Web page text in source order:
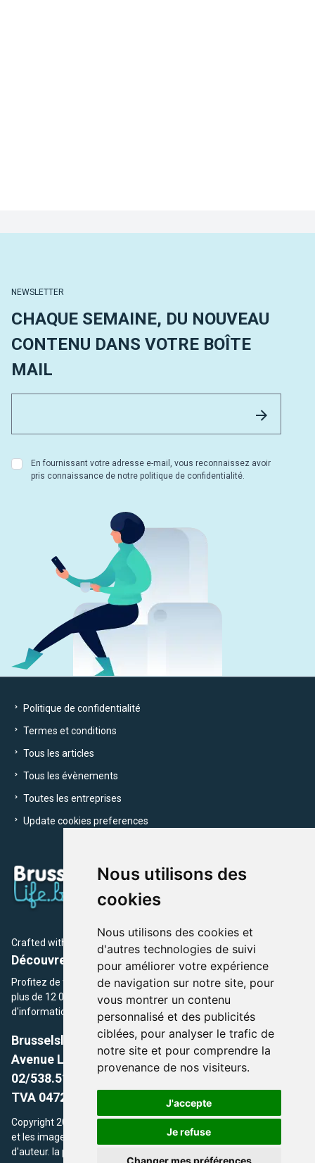
Nous utilisons des
cookies
Nous utilisons des cookies et
d'autres technologies de suivi
pour améliorer votre expérience
de navigation sur notre site, pour
vous montrer un contenu
personnalisé et des publicités
ciblées, pour analyser le trafic de
notre site et pour comprendre la
provenance de nos visiteurs.
J'accepte
Je refuse
Changer mes préférences
NEWSLETTER
CHAQUE SEMAINE, DU NOUVEAU
CONTENU DANS VOTRE BOÎTE
MAIL
En fournissant votre adresse e-mail, vous reconnaissez avoir
pris connaissance de notre politique de confidentialité.
Politique de confidentialité
Termes et conditions
Tous les articles
Tous les évènements
Toutes les entreprises
Update cookies preferences
Crafted with by Brusselslife Team
Découvrez plus de 12 000 adresses et événements
Profitez de toutes les sections de BrusselsLife.be et découvrez
plus de 12 000 adresses et un grand choix d'événements,
d'informations et de conseils et astuces de notre écriture.
Brusselslife.be
Avenue Louise, 500 -1050 Ixelles, Brussels,
02/538.51.49.
TVA 0472.281.221
Copyright 2026 © Brusselslife.be Tous droits réservés. Le contenu
et les images utilisés sur ce site sont protégés par le droit
d'auteur. la propriétaires respectifs.